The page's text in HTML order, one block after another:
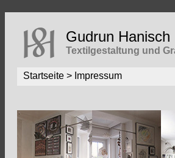
Gudrun Hanisch
Textilgestaltung und
Startseite > Impressum